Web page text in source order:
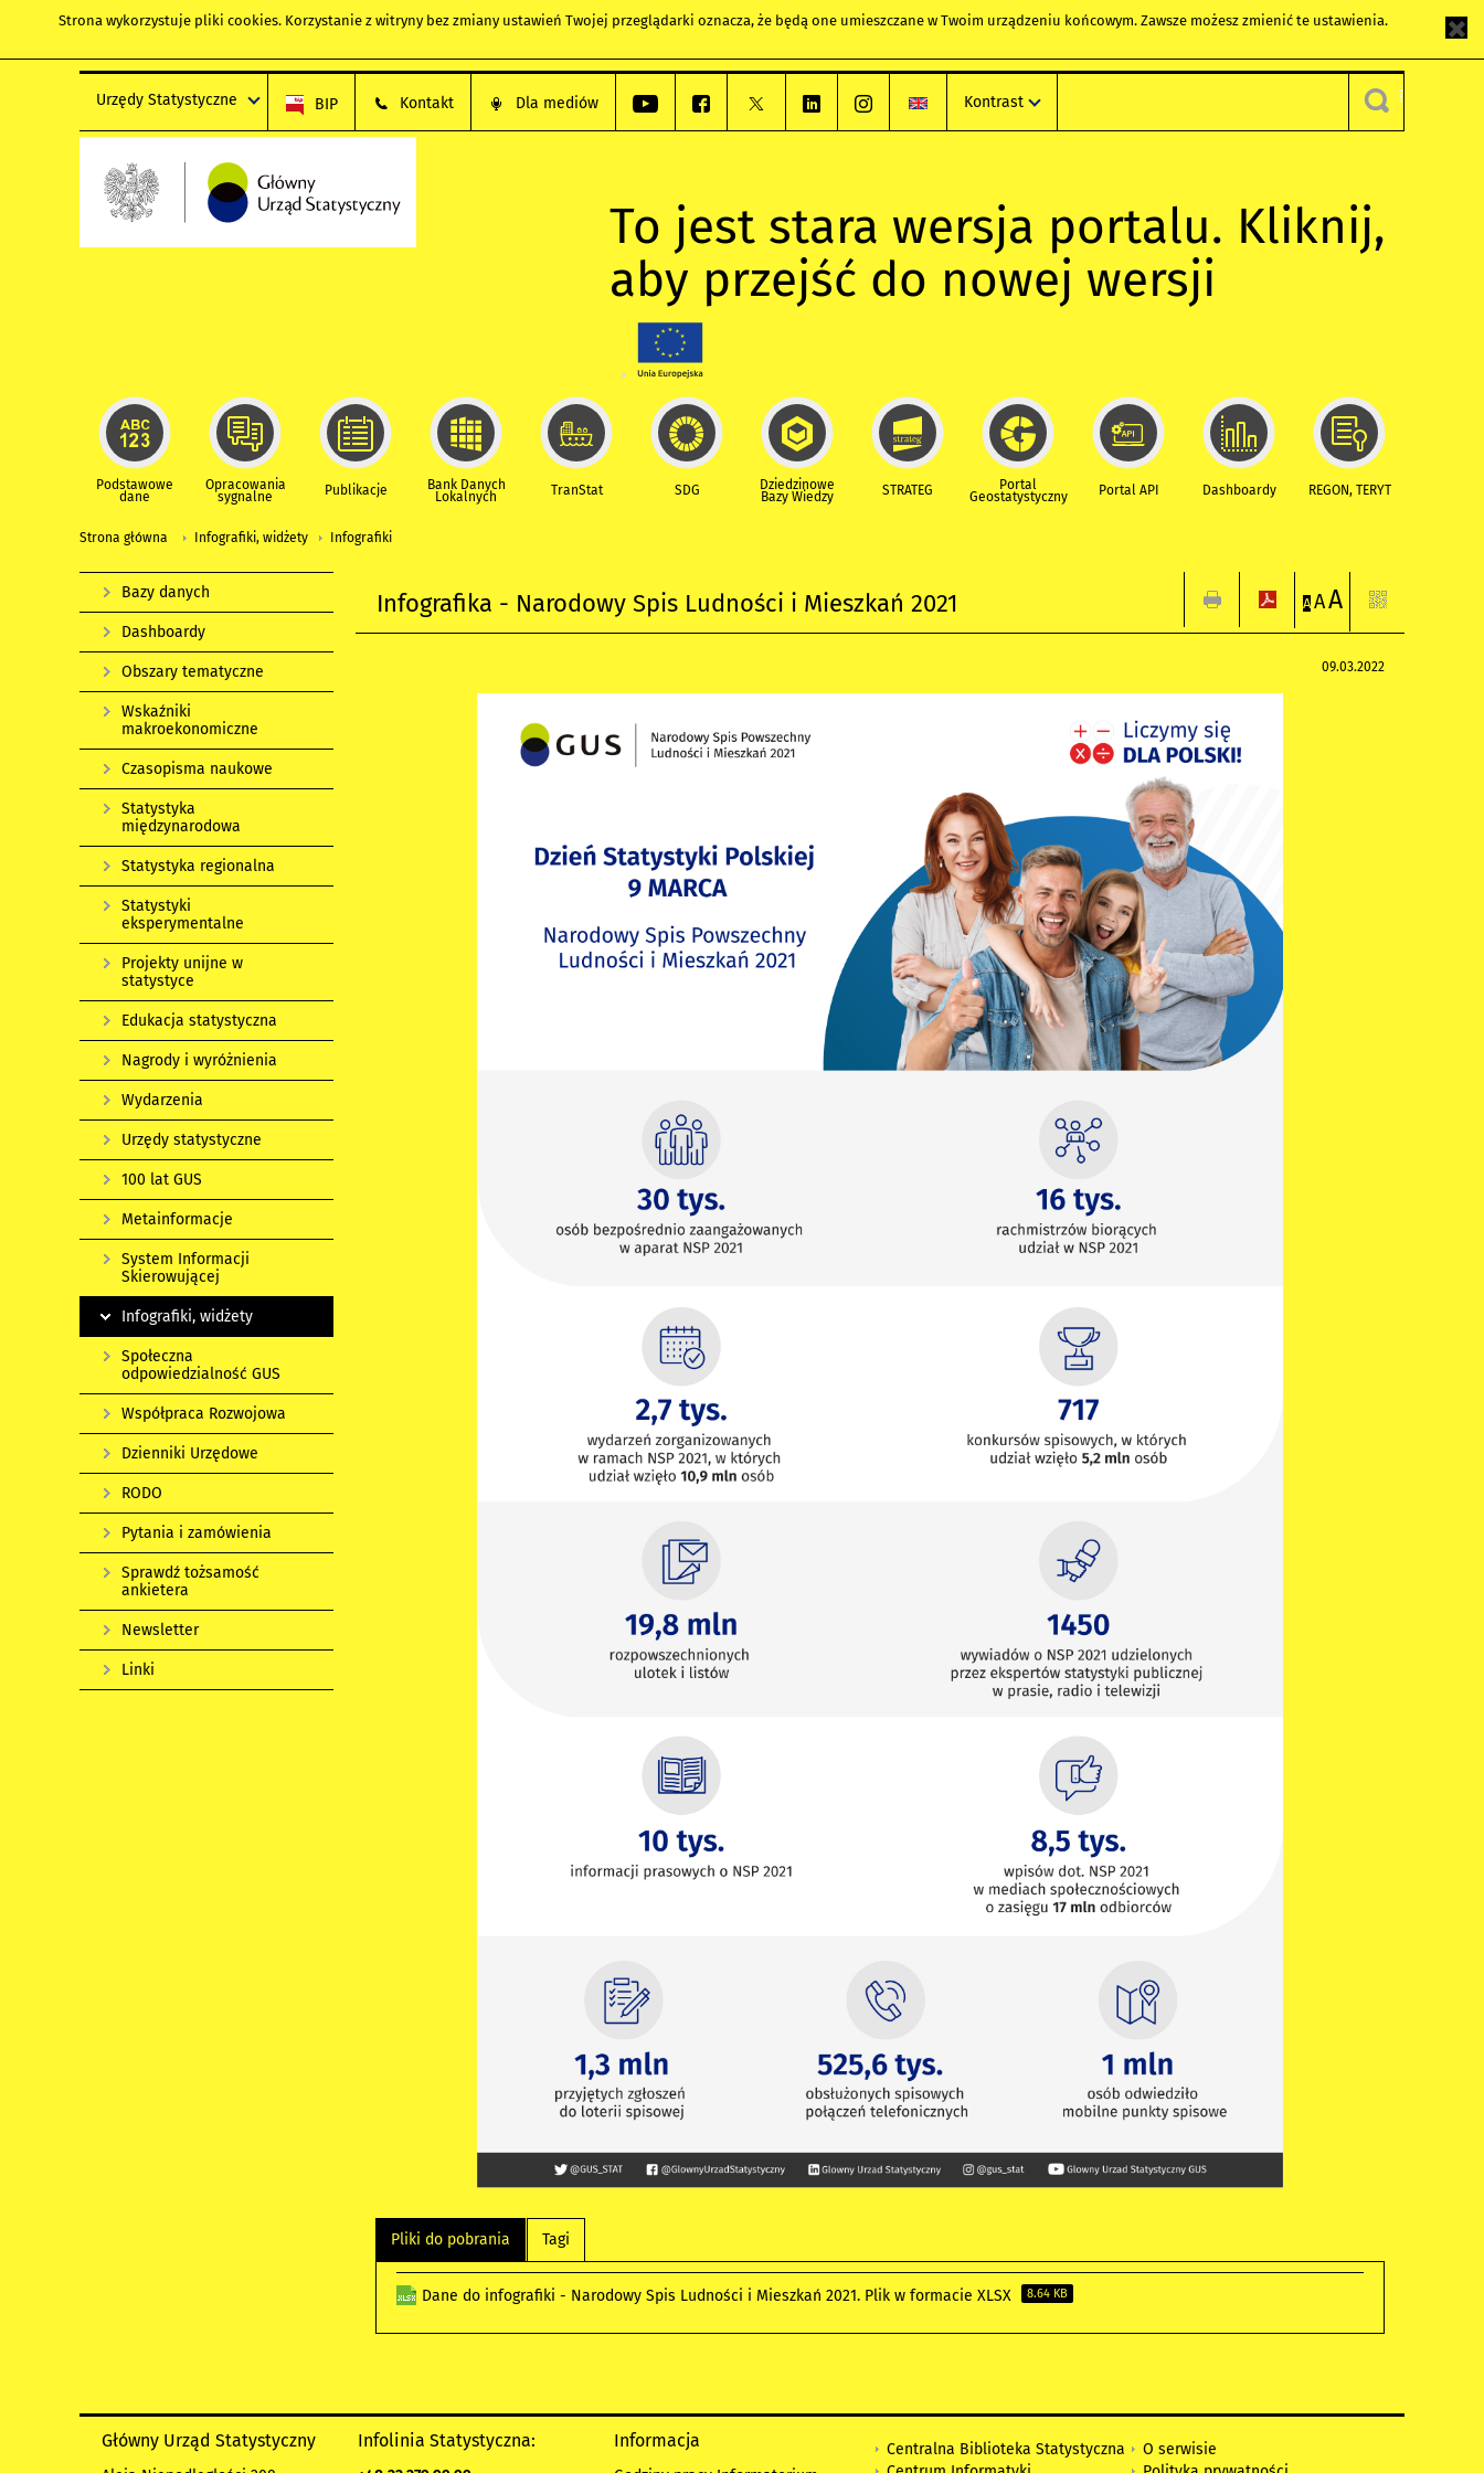
Strona wykorzystuje pliki cookies. Korzystanie z witryny bez zmiany ustawień Twojej przeglądarki oznacza, że będą one umieszczane w Twoim urządzeniu końcowym. Zawsze możesz zmienić te ustawienia.
Urzędy Statystyczne BIP Kontakt Dla mediów Kontrast
To jest stara wersja portalu. Kliknij,
aby przejść do nowej wersji
Podstawowe
dane
Opracowania
sygnalne Publikacje Bank Danych
Lokalnych TranStat SDG Dziedzinowe
Bazy Wiedzy STRATEG Portal
Geostatystyczny Portal API Dashboardy REGON, TERYT
Strona główna Infografiki, widżety Infografiki
Infografika - Narodowy Spis Ludności i Mieszkań 2021 A AA
09.03.2022
Pliki do pobrania Tagi
Dane do infografiki - Narodowy Spis Ludności i Mieszkań 2021. Plik w formacie XLSX 8.64 KB
Bazy danych
Dashboardy
Obszary tematyczne
Wskaźniki
makroekonomiczne
Czasopisma naukowe
Statystyka
międzynarodowa
Statystyka regionalna
Statystyki
eksperymentalne
Projekty unijne w
statystyce
Edukacja statystyczna
Nagrody i wyróżnienia
Wydarzenia
Urzędy statystyczne
100 lat GUS
Metainformacje
System Informacji
Skierowującej
Infografiki, widżety
Społeczna
odpowiedzialność GUS
Współpraca Rozwojowa
Dzienniki Urzędowe
RODO
Pytania i zamówienia
Sprawdź tożsamość
ankietera
Newsletter
Linki
Główny Urząd Statystyczny Infolinia Statystyczna: Informacja
Centralna Biblioteka Statystyczna
O serwisie